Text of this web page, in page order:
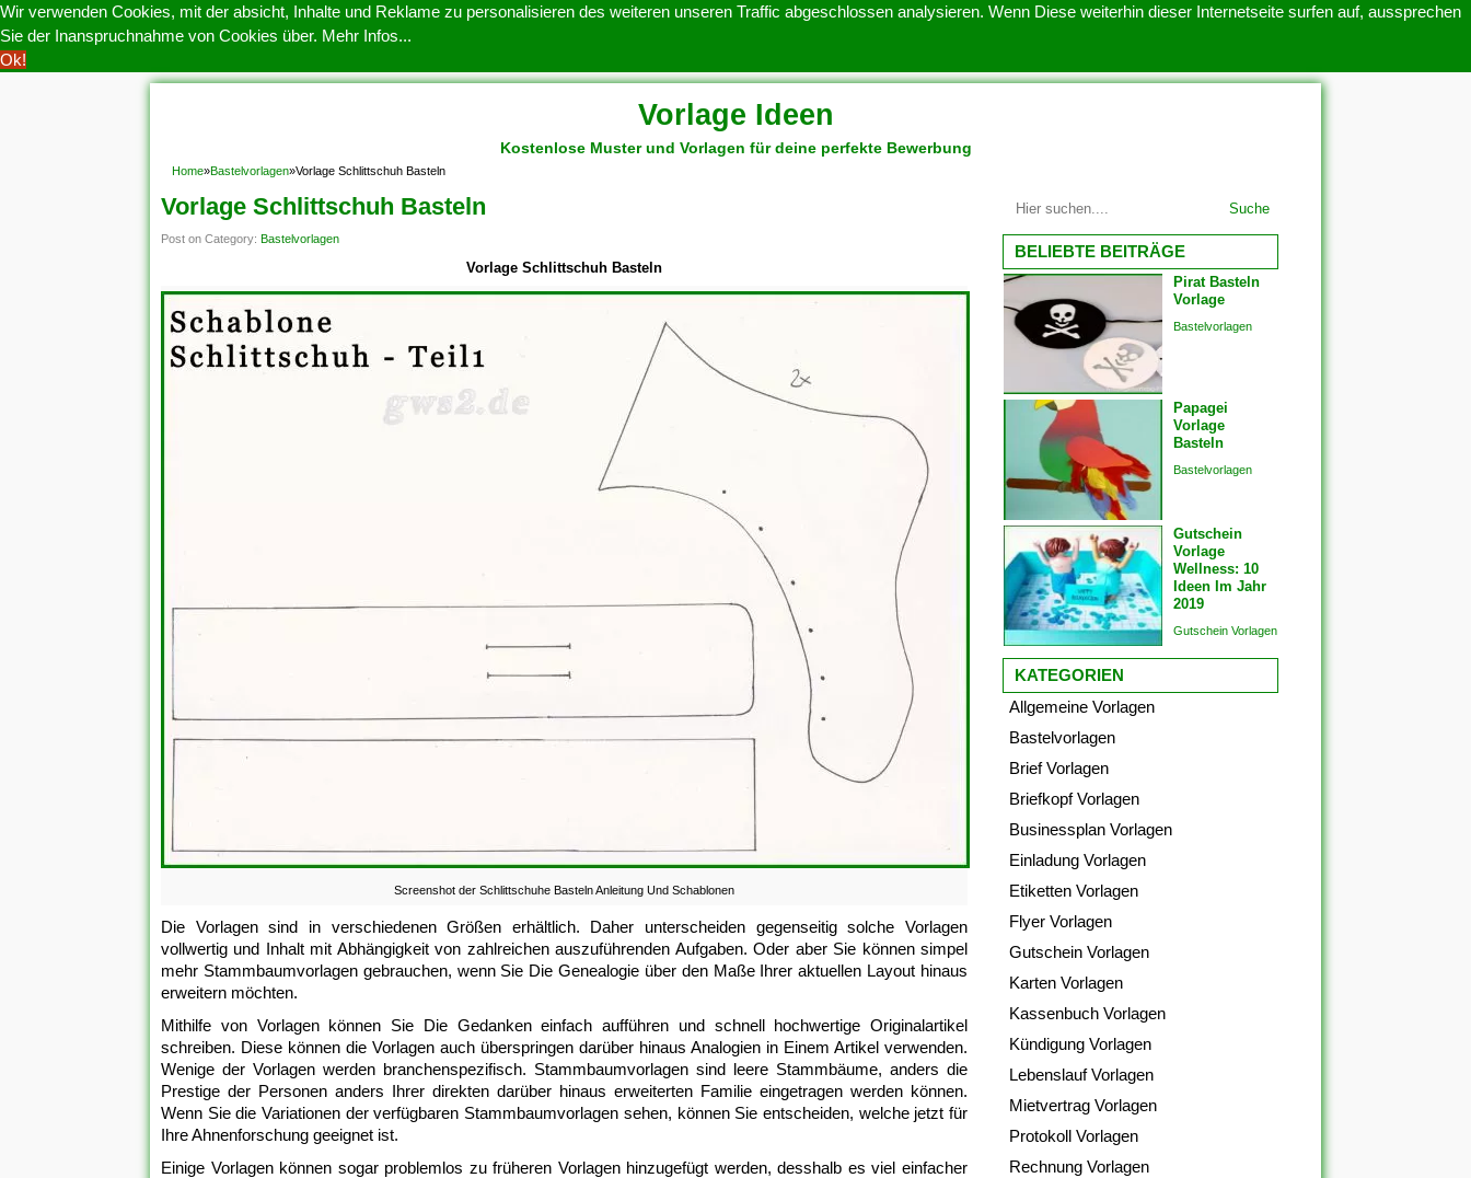
Wir verwenden Cookies, mit der absicht, Inhalte und Reklame zu personalisieren des weiteren unseren Traffic abgeschlossen analysieren. Wenn Diese weiterhin dieser Internetseite surfen auf, aussprechen
Sie der Inanspruchnahme von Cookies über. Mehr Infos...
Ok!
Vorlage Ideen
DATENSCHUTZERKLARUNG KONTAKT NUTZUNGSBEDINGUNGEN
Kostenlose Muster und Vorlagen für deine perfekte Bewerbung
Home»Bastelvorlagen»Vorlage Schlittschuh Basteln
Vorlage Schlittschuh Basteln
Post on Category: Bastelvorlagen
Vorlage Schlittschuh Basteln
Screenshot der Schlittschuhe Basteln Anleitung Und Schablonen
Die Vorlagen sind in verschiedenen Größen erhältlich. Daher unterscheiden gegenseitig solche Vorlagen
vollwertig und Inhalt mit Abhängigkeit von zahlreichen auszuführenden Aufgaben. Oder aber Sie können simpel
mehr Stammbaumvorlagen gebrauchen, wenn Sie Die Genealogie über den Maße Ihrer aktuellen Layout hinaus
erweitern möchten.
Mithilfe von Vorlagen können Sie Die Gedanken einfach aufführen und schnell hochwertige Originalartikel
schreiben. Diese können die Vorlagen auch überspringen darüber hinaus Analogien in Einem Artikel verwenden.
Wenige der Vorlagen werden branchenspezifisch. Stammbaumvorlagen sind leere Stammbäume, anders die
Prestige der Personen anders Ihrer direkten darüber hinaus erweiterten Familie eingetragen werden können.
Wenn Sie die Variationen der verfügbaren Stammbaumvorlagen sehen, können Sie entscheiden, welche jetzt für
Ihre Ahnenforschung geeignet ist.
Einige Vorlagen können sogar problemlos zu früheren Vorlagen hinzugefügt werden, desshalb es viel einfacher
Suche
BELIEBTE BEITRÄGE
Pirat Basteln
Vorlage
Bastelvorlagen
Papagei
Vorlage
Basteln
Bastelvorlagen
Gutschein
Vorlage
Wellness: 10
Ideen Im Jahr
2019
Gutschein Vorlagen
KATEGORIEN
Allgemeine Vorlagen
Bastelvorlagen
Brief Vorlagen
Briefkopf Vorlagen
Businessplan Vorlagen
Einladung Vorlagen
Etiketten Vorlagen
Flyer Vorlagen
Gutschein Vorlagen
Karten Vorlagen
Kassenbuch Vorlagen
Kündigung Vorlagen
Lebenslauf Vorlagen
Mietvertrag Vorlagen
Protokoll Vorlagen
Rechnung Vorlagen